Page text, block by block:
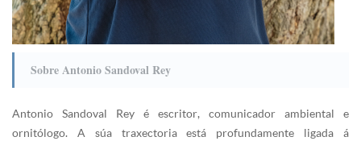
Sobre Antonio Sandoval Rey
Antonio Sandoval Rey é escritor, comunicador ambiental e
ornitólogo. A súa traxectoria está profundamente ligada á